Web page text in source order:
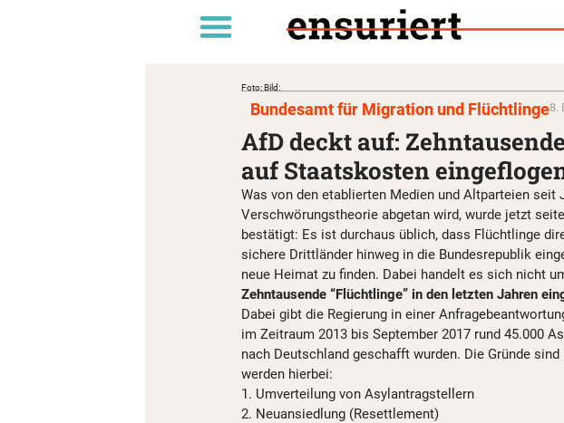
Foto: Bild:
Bundesamt für Migration und Flüchtlinge8.
AfD deckt auf:
auf Staatskosten
Was von den etablierten Medien und Altparteien seit
Verschwörungstheorie abgetan wird, wurde jetzt
bestätigt: Es ist durchaus üblich, dass Flüchtlinge
sichere Drittländer hinweg in die Bundesrepublik
neue Heimat zu finden. Dabei handelt es sich nicht
Zehntausende “Flüchtlinge” in den letzten Jahren
Dabei gibt die Regierung in einer
im Zeitraum 2013 bis September 2017 rund 45.000
nach Deutschland geschafft wurden. Die Gründe
werden hierbei:
1. Umverteilung von Asylantragstellern
2. Neuansiedlung (Resettlement)